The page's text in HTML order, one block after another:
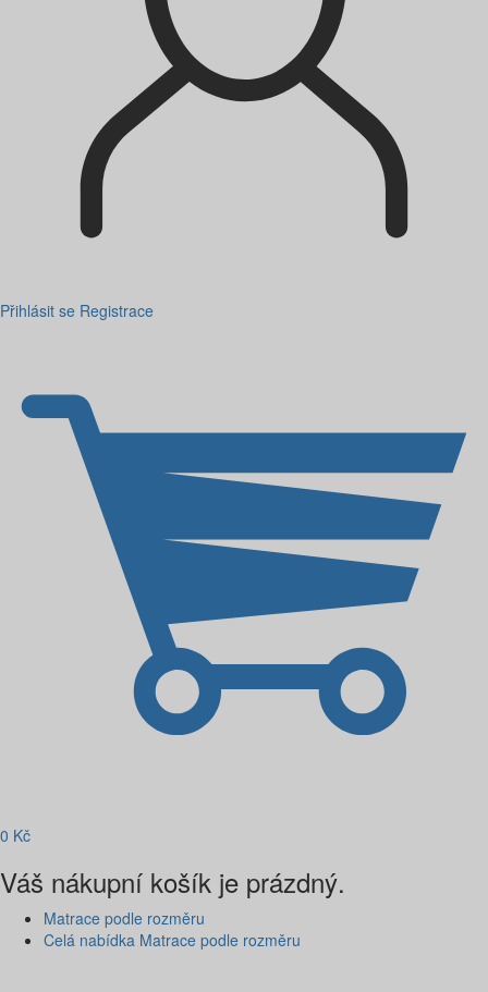
Přihlásit se Registrace
0 Kč
Váš nákupní košík je prázdný.
Matrace podle rozměru
Celá nabídka Matrace podle rozměru